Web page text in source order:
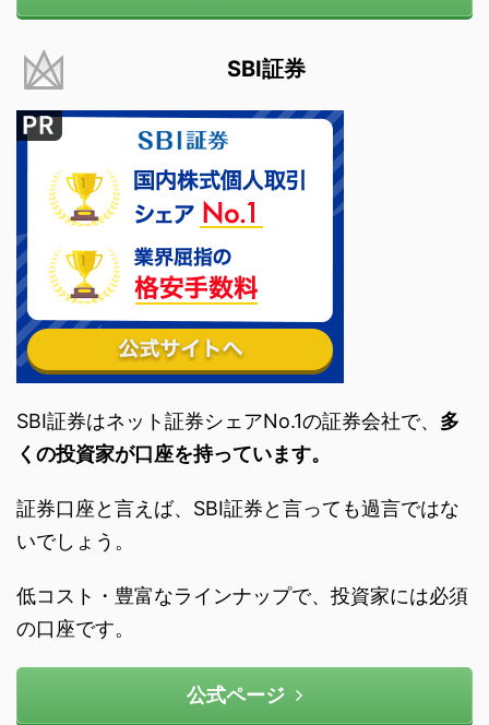
SBI証券
SBI証券はネット証券シェアNo.1の証券会社で、 多
くの投資家が口座を持っています。
証券口座と言えば、SBI証券と言っても過言ではな
いでしょう。
低コスト・豊富なラインナップで、投資家には必須
の口座です。
公式ページ